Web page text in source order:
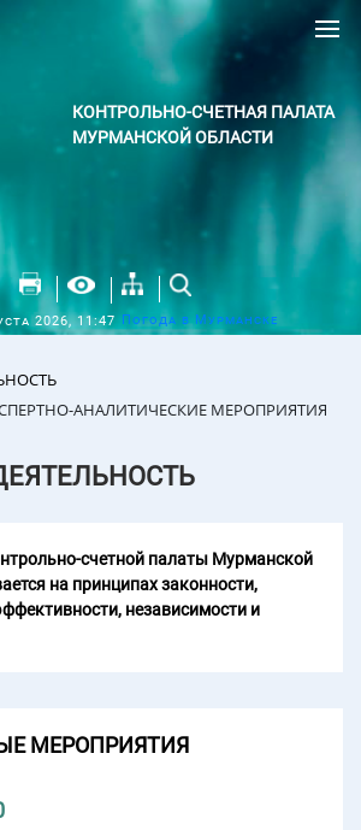
КОНТРОЛЬНО-СЧЕТНАЯ ПАЛАТА
МУРМАНСКОЙ ОБЛАСТИ
2026, 11:47 Погода в Мурманске
АНАЛИТИЧЕСКИЕ МЕРОПРИЯТИЯ
счетной палаты Мурманской
на принципах законности,
независимости и
МЕРОПРИЯТИЯ